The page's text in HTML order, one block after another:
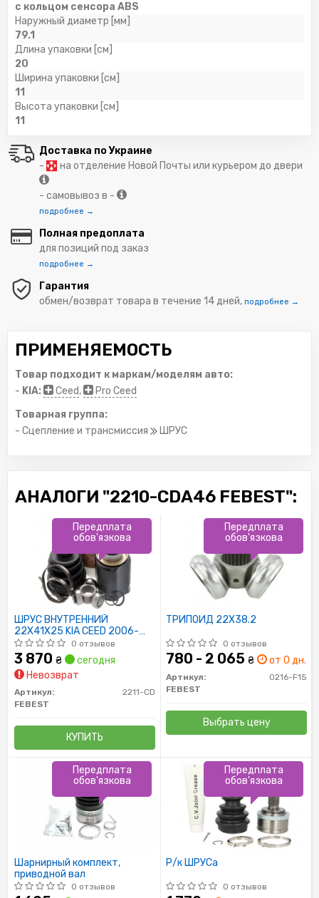
с кольцом сенсора ABS
Наружный диаметр [мм]
79.1
Длина упаковки [см]
20
Ширина упаковки [см]
11
Высота упаковки [см]
11
Доставка по Украине
-
на отделение Новой Почты или курьером до двери
- самовывоз в -
подробнее →
Полная предоплата
для позиций под заказ
подробнее →
Гарантия
обмен/возврат товара в течение 14 дней, подробнее →
ПРИМЕНЯЕМОСТЬ
Товар подходит к маркам/моделям авто:
- KIA: Ceed,
Pro Ceed
Товарная группа:
- Сцепление и трансмиссия
ШРУС
АНАЛОГИ "2210-CDA46 FEBEST":
ШРУС ВНУТРЕННИЙ
22X41X25 KIA CEED 2006-
2012
0 отзывов
3 870 ₴
сегодня
Невозврат
Артикул:
2211-CD
FEBEST
КУПИТЬ
Передплата
обов'язкова
ТРИПОИД 22X38.2
0 отзывов
780 - 2 065 ₴ от 0 дн.
Артикул:
0216-F15
FEBEST
Выбрать цену
Передплата
обов'язкова
Шарнирный комплект,
приводной вал
0 отзывов
Передплата
обов'язкова
Р/к ШРУСа
0 отзывов
Передплата
обов'язкова